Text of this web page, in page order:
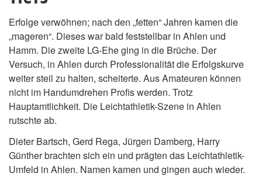
Erfolge verwöhnen; nach den „fetten“ Jahren kamen die
„mageren“. Dieses war bald feststellbar in Ahlen und
Hamm. Die zweite LG-Ehe ging in die Brüche. Der
Versuch, in Ahlen durch Professionalität die Erfolgskurve
weiter steil zu halten, scheiterte. Aus Amateuren können
nicht im Handumdrehen Profis werden. Trotz
Hauptamtlichkeit. Die Leichtathletik-Szene in Ahlen
rutschte ab.
Dieter Bartsch, Gerd Rega, Jürgen Damberg, Harry
Günther brachten sich ein und prägten das Leichtathletik-
Umfeld in Ahlen. Namen kamen und gingen auch wieder.